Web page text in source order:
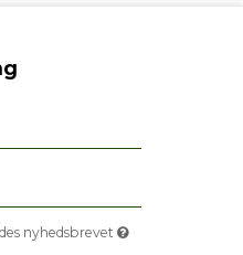
nyhedsbrevet